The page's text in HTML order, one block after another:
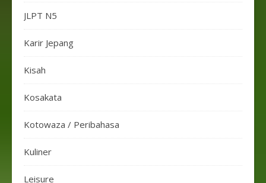
JLPT N5
Karir Jepang
Kisah
Kosakata
Kotowaza / Peribahasa
Kuliner
Leisure